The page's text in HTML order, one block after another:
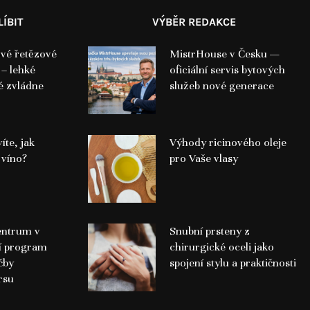
řetězové
lehké
zvládne
jak
v
program
VÝBĚR REDAKCE
MistrHouse v Česku —
oficiální servis bytových
služeb nové generace
Výhody ricinového oleje
pro Vaše vlasy
Snubní prsteny z
chirurgické oceli jako
spojení stylu a praktičnosti